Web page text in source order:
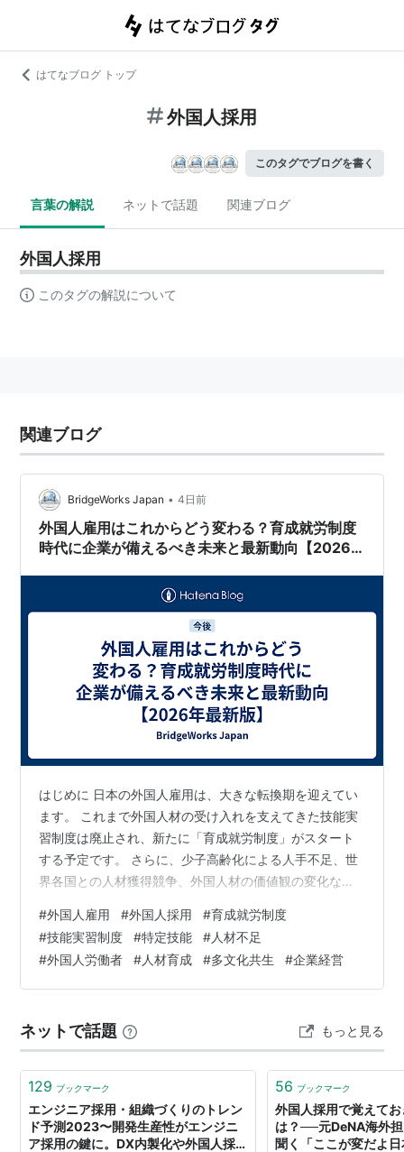
はてなブログ トップ
外国人採用
このタグでブログを書く
言葉の解説 ネットで話題 関連ブログ
外国人採用
このタグの解説について
関連ブログ
BridgeWorks Japan • 4日前
外国人雇用はこれからどう変わる？育成就労制度
時代に企業が備えるべき未来と最新動向【2026
はじめに 日本の外国人雇用は、大きな転換期を迎えてい
ます。 これまで外国人材の受け入れを支えてきた技能実
習制度は廃止され、新たに「育成就労制度」がスタート
する予定です。 さらに、少子高齢化による人手不足、世
界各国との人材獲得競争、外国人材の価値観の変化な
私はこれまで、中国人技能実習生の通訳・生活支援とし
て、多くの外国人材と企業の現場を見てきました。 その
経験から感じるのは、これからの外国人雇用は**「人数
を集める時代」から「選ばれる企業になる時代」へ変わ
雇用がどのように変わるのか、企業が今…
#外国人雇用 #外国人採用 #育成就労制度
#技能実習制度 #特定技能 #人材不足
#外国人労働者 #人材育成 #多文化共生 #企業経営
ネットで話題 もっと見る
129 ブックマーク
エンジニア採用・組織づくりのトレン
ド予測2023〜開発生産性がエンジニ
ア採用の鍵に。DX内製化や外国人採用
56 ブックマーク
外国人採用で覚えて
は？──元DeNA海外
聞く「ここが変だよ